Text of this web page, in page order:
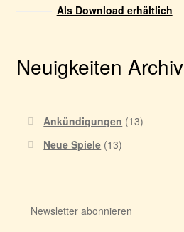
Als Download erhältlich
Neuigkeiten Archiv
Ankündigungen (13)
Neue Spiele (13)
Newsletter abonnieren